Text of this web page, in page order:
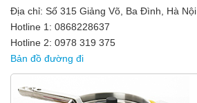
Địa chỉ: Số 315 Giảng Võ, Ba Đình, Hà Nội
Hotline 1: 0868228637
Hotline 2: 0978 319 375
Bản đồ đường đi